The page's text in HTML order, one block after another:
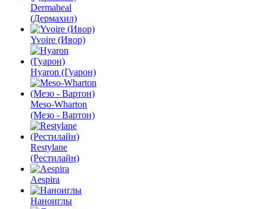
Dermaheal
(Дермахил)
Yvoire (Ивор)
Hyaron (Гуарон)
Meso-Wharton
(Мезо - Вартон)
Restylane
(Рестилайн)
Aespira
Наноиглы